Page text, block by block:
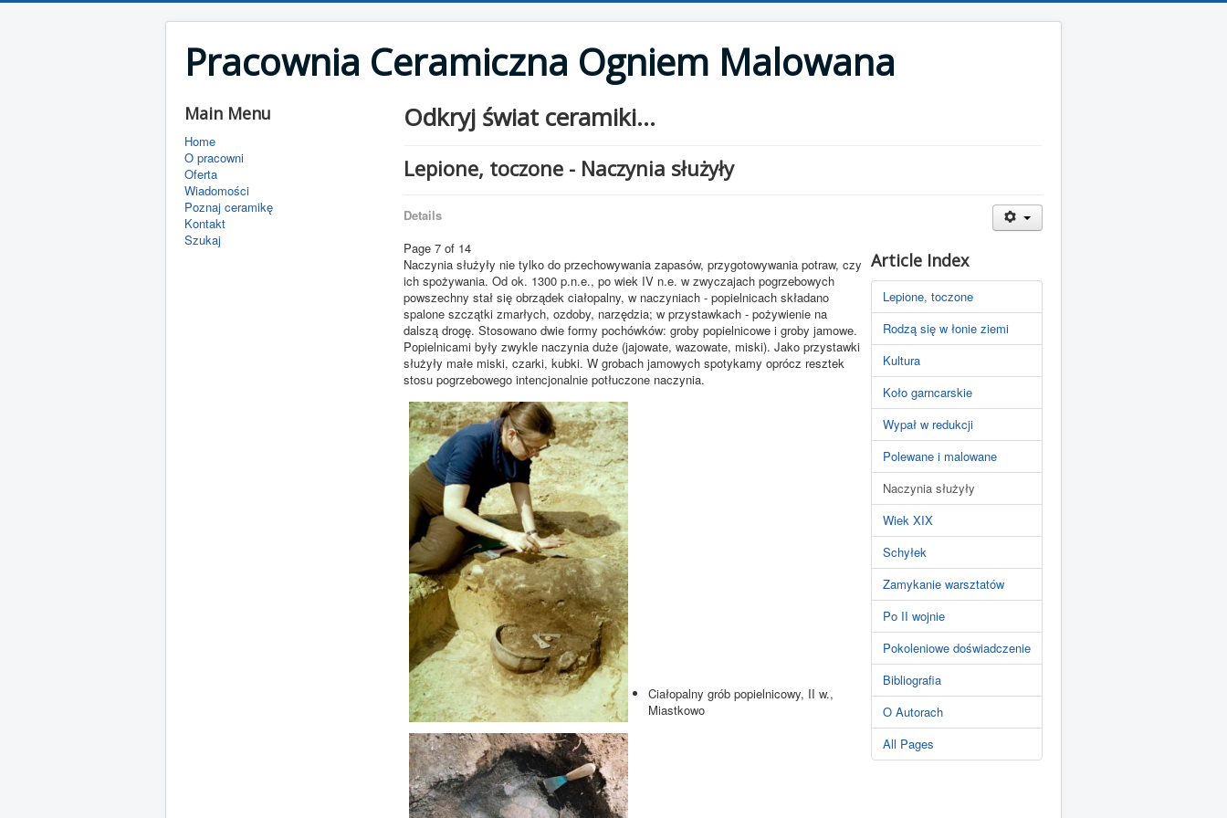
Pracownia Ceramiczna Ogniem Malowana
Main Menu
Home
O pracowni
Oferta
Wiadomości
Poznaj ceramikę
Kontakt
Szukaj
Odkryj świat ceramiki...
Lepione, toczone - Naczynia służyły
Details
Article Index
Lepione, toczone
Rodzą się w łonie ziemi
Kultura
Koło garncarskie
Wypał w redukcji
Polewane i malowane
Naczynia służyły
Wiek XIX
Schyłek
Zamykanie warsztatów
Po II wojnie
Pokoleniowe doświadczenie
Bibliografia
O Autorach
All Pages
Page 7 of 14
Naczynia służyły nie tylko do przechowywania zapasów, przygotowywania potraw, czy
ich spożywania. Od ok. 1300 p.n.e., po wiek IV n.e. w zwyczajach pogrzebowych
powszechny stał się obrządek ciałopalny, w naczyniach - popielnicach składano
spalone szczątki zmarłych, ozdoby, narzędzia; w przystawkach - pożywienie na
dalszą drogę. Stosowano dwie formy pochówków: groby popielnicowe i groby jamowe.
Popielnicami były zwykle naczynia duże (jajowate, wazowate, miski). Jako przystawki
służyły małe miski, czarki, kubki. W grobach jamowych spotykamy oprócz resztek
stosu pogrzebowego intencjonalnie potłuczone naczynia.
Ciałopalny grób popielnicowy, II w.,
Miastkowo